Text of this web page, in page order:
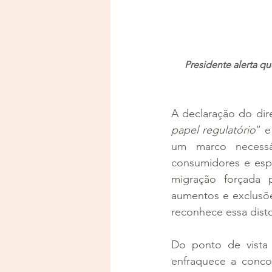
Presidente alerta
A declaração do
papel regulatório”
um marco
consumidores e
migração forçada
aumentos e
reconhece essa
Do ponto de vista
enfraquece a